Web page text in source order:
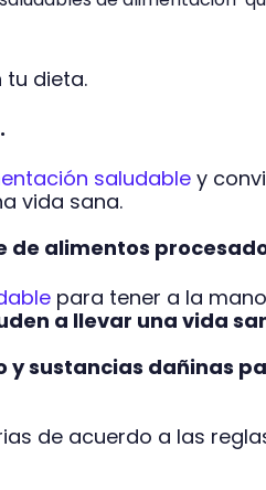
tu dieta.
saludabley
vida sana.
de alimentos
para tener a la mano
a llevar una vida
y sustancias dañinas
de acuerdo a las